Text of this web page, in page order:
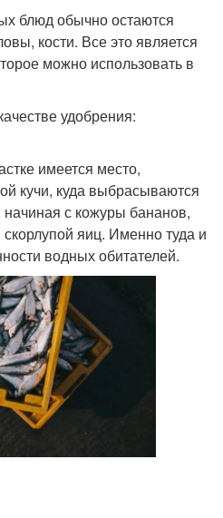
блюд обычно остаются
кости. Все это является
можно использовать в
удобрения:
имеется место,
кучи, куда выбрасываются
начиная с кожуры бананов,
яиц. Именно туда и
водных обитателей.